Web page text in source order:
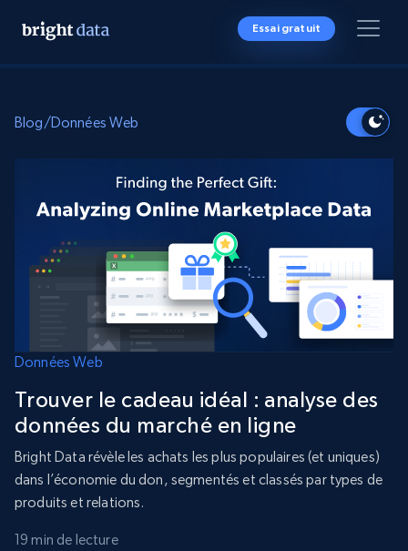
Essai gratuit
Blog/Données Web
Données Web
Trouver le cadeau idéal : analyse des
données du marché en ligne
Bright Data révèle les achats les plus populaires (et uniques)
dans l’économie du don, segmentés et classés par types de
produits et relations.
19 min de lecture